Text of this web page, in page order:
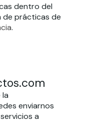
dentro del
de prácticas de
.
la
enviarnos
a